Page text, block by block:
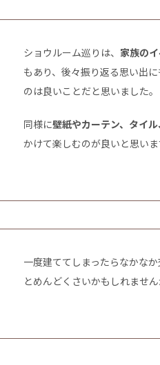
ショウルーム巡りは、 家族の
もあり、後々振り返る思い出
のは良いことだと思いました。
同様に壁紙やカーテン、タイ
かけて楽しむのが良いと思いま
一度建ててしまったらなかな
とめんどくさいかもしれませ